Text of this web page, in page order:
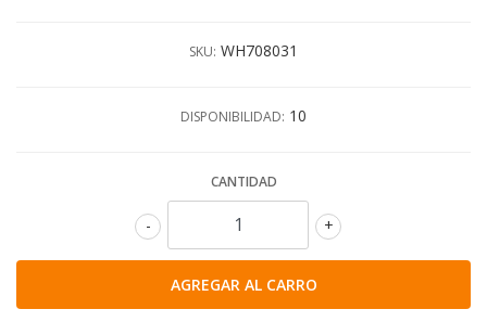
SKU: WH708031
DISPONIBILIDAD: 10
CANTIDAD
+
-